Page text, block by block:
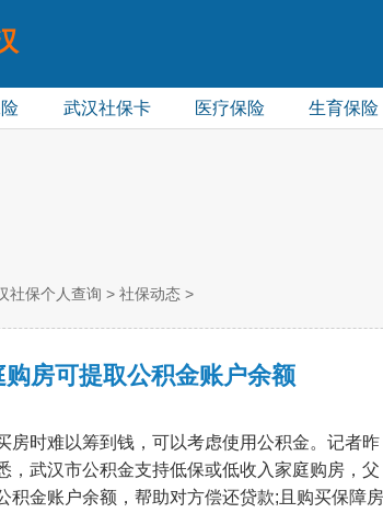
武汉社保卡 医疗保险 生育保险
社保个人查询 > 社保动态 >
房可提取公积金账户余额
时难以筹到钱，可以考虑使用公积金。记者昨
，武汉市公积金支持低保或低收入家庭购房，父
积金账户余额，帮助对方偿还贷款;且购买保障房